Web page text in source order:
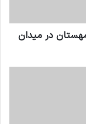
در میدان